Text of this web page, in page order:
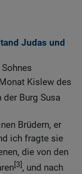
Judas und
Kislew des
der Burg Susa
Brüdern, er
ich fragte sie
die von den
[3], und nach